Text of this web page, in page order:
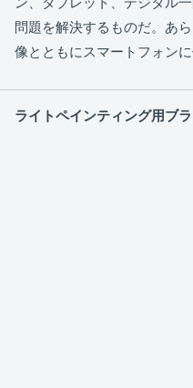
問題を解決するものだ。あ
像とともにスマートフォンに
ライトペインティング用ブ